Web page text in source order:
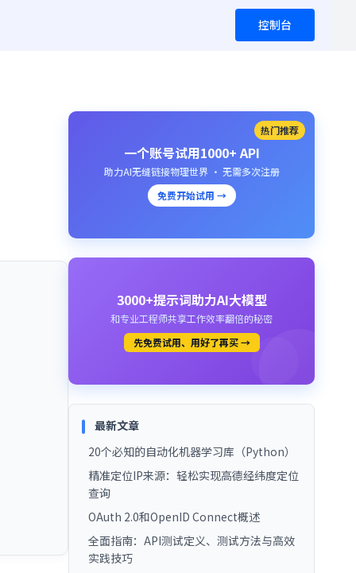
控制台
热门推荐
一个账号试用1000+ API
助力AI无缝链接物理世界 · 无需多次注册
免费开始试用 →
3000+提示词助力AI大模型
和专业工程师共享工作效率翻倍的秘密
先免费试用、用好了再买 →
最新文章
20个必知的自动化机器学习库（Python）
精准定位IP来源：轻松实现高德经纬度定位
查询
OAuth 2.0和OpenID Connect概述
全面指南：API测试定义、测试方法与高效
实践技巧